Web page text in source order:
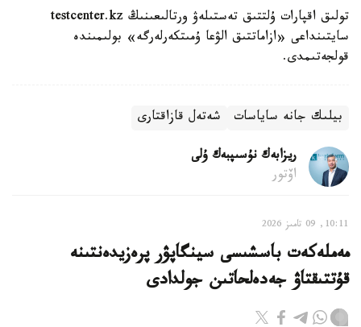
تولىق اقپارات ۇلتتىق تەستىلەۋ ورتالىعىنىڭ testcenter.kz
سايتىنداعى «ازاماتتىق الۋعا ۇمىتكەرلەرگە» بولىمىندە
قولجەتىمدى.
بيلىك جانە ساياسات شەتەل قازاقتارى
ريزابەك نۇسىپبەك ۇلى
اۆتور
10:11, 09 تامىز 2026
مەملەكەت باسشىسى سينگاپۋر پرەزيدەنتىنە
قۇتتىقتاۋ جەدەلحاتىن جولدادى